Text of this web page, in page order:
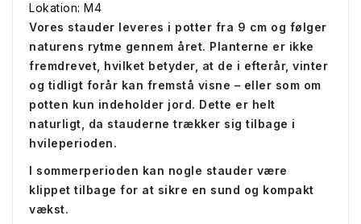
Lokation: M4
Vores stauder leveres i potter fra 9 cm og følger
naturens rytme gennem året. Planterne er ikke
fremdrevet, hvilket betyder, at de i efterår, vinter
og tidligt forår kan fremstå visne – eller som om
potten kun indeholder jord. Dette er helt
naturligt, da stauderne trækker sig tilbage i
hvileperioden.
I sommerperioden kan nogle stauder være
klippet tilbage for at sikre en sund og kompakt
vækst.